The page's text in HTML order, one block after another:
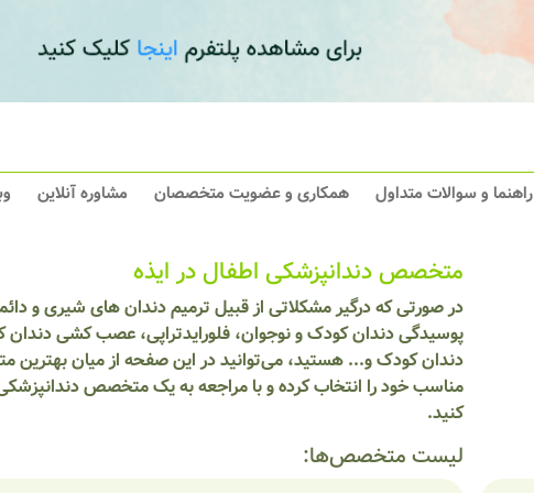
راهنما و سوالات متداول همکاری و عضویت متخصصان مشاوره آنلاین
متخصص دندانپزشکی اطفال در ایذه
در صورتی که درگیر مشکلاتی از قبیل ترمیم دندان های شیری و
پوسیدگی دندان کودک و نوجوان، فلورایدتراپی، عصب کشی
دندان کودک و... هستید، می‌توانید در این صفحه از میان بهترین
مناسب خود را انتخاب کرده و با مراجعه به یک متخصص
کنید.
لیست متخصص‌ها: